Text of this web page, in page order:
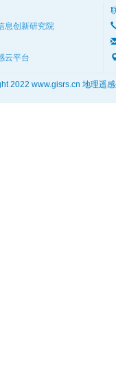
息创新研究院
云平台
2022 www.gisrs.cn 地理遥